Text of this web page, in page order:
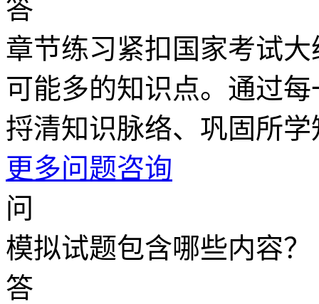
答
章节练习紧扣国家考试
可能多的知识点。通过
捋清知识脉络、巩固所学
更多问题咨询
问
模拟试题包含哪些内容？
答